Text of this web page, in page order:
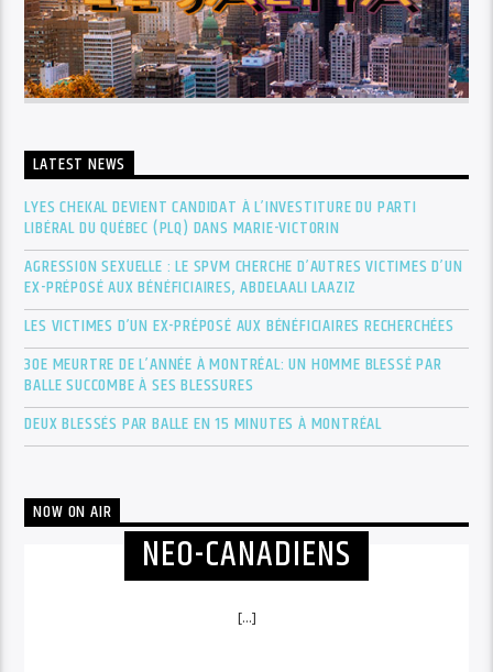
LATEST NEWS
LYES CHEKAL DEVIENT CANDIDAT À L’INVESTITURE DU PARTI
LIBÉRAL DU QUÉBEC (PLQ) DANS MARIE-VICTORIN
AGRESSION SEXUELLE : LE SPVM CHERCHE D’AUTRES VICTIMES D’UN
EX-PRÉPOSÉ AUX BÉNÉFICIAIRES, ABDELAALI LAAZIZ
LES VICTIMES D’UN EX-PRÉPOSÉ AUX BÉNÉFICIAIRES RECHERCHÉES
30E MEURTRE DE L’ANNÉE À MONTRÉAL: UN HOMME BLESSÉ PAR
BALLE SUCCOMBE À SES BLESSURES
DEUX BLESSÉS PAR BALLE EN 15 MINUTES À MONTRÉAL
NOW ON AIR
NEO-CANADIENS
[...]